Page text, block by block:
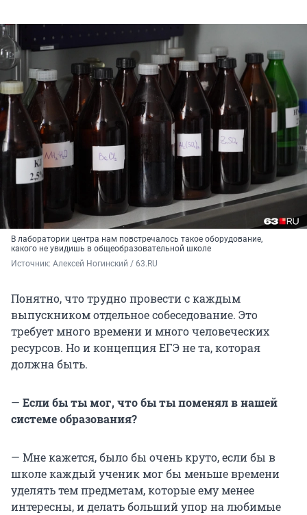
В лаборатории центра нам повстречалось такое оборудование,
какого не увидишь в общеобразовательной школе
Источник: Алексей Ногинский / 63.RU
Понятно, что трудно провести с каждым
выпускником отдельное собеседование. Это
требует много времени и много человеческих
ресурсов. Но и концепция ЕГЭ не та, которая
должна быть.
— Если бы ты мог, что бы ты поменял в нашей
системе образования?
— Мне кажется, было бы очень круто, если бы в
школе каждый ученик мог бы меньше времени
уделять тем предметам, которые ему менее
интересны, и делать больший упор на любимые